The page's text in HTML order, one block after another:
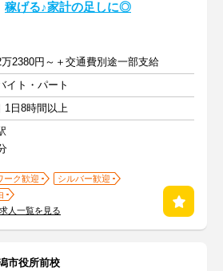
稼げる♪家計の足しに◎
万2380円～＋交通費別途一部支給
イト・パート
1日8時間以上
ーク歓迎
シルバー歓迎
人一覧を見る
市役所前校